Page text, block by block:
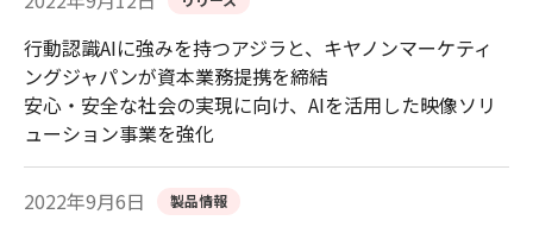
行動認識AIに強みを持つアジラと、キヤノンマーケティ
ングジャパンが資本業務提携を締結
安心・安全な社会の実現に向け、AIを活用した映像ソリ
ューション事業を強化
2022年9月6日 製品情報